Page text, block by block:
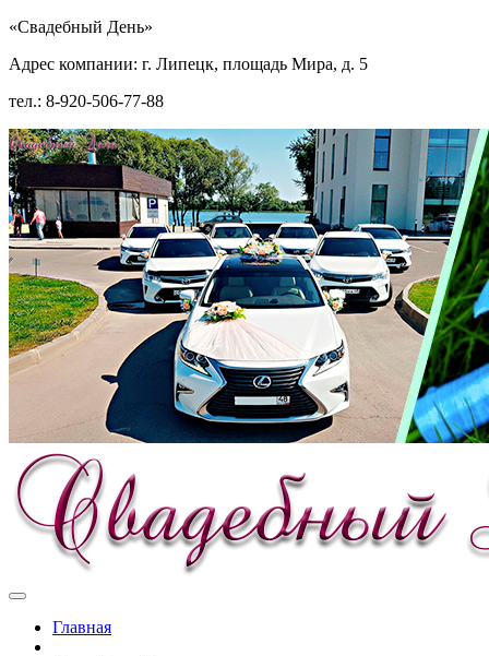
«Свадебный День»
Адрес компании: г. Липецк, площадь Мира, д. 5
тел.: 8-920-506-77-88
Главная